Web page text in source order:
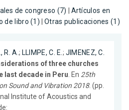
de congreso (7)
Artículos en
de libro (1) |Otras publicaciones (1)
R. A. ; LLIMPE, C. E. ; JIMENEZ, C.
of three churches
last decade in Peru . En 25th
Sound and Vibration 2018. (pp.
Institute of Acoustics and